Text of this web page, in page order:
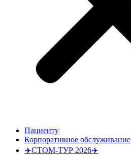
Пациенту
Корпоративное обслуживание
✈️СТОМ-ТУР 2026✈️